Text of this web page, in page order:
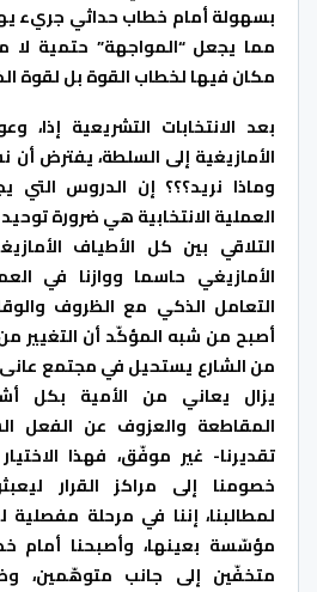
بسهولة أمام خطاب حداثي جريء
مما يجعل “المواجهة” حتمية ﻻ
مكان فيها لخطاب القوة بل لقوة
بعد الانتخابات التشريعية إذا،
الأمازيغية إلى السلطة، يفترض
وماذا نريد؟؟؟ إن الدروس
العملية الانتخابية هي ضرورة
التلاقي بين كل الأطياف
الأمازيغي حاسما ووازنا في
التعامل الذكي مع الظروف
أصبح من شبه المؤكّد أن التغيير
من الشارع يستحيل في مجتمع
يزال يعاني من اﻷمية بكل
المقاطعة والعزوف عن الفعل
تقديرنا- غير موفّق، فهذا
خصومنا إلى مراكز القرار
لمطالبنا، إننا في مرحلة مفصلية
مؤسّسة بعينها، وأصبحنا أمام
متخفّين إلى جانب متوهّمين،